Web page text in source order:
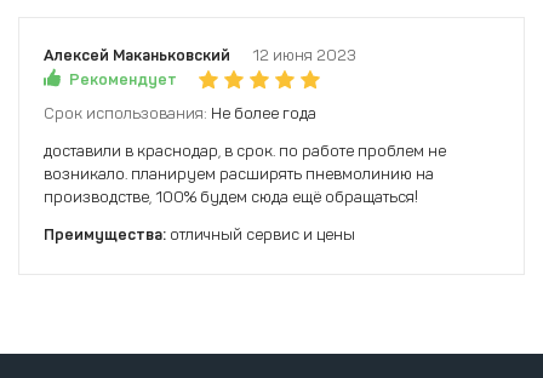
Алексей Маканьковский
12 июня 2023
Рекомендует
Срок использования: Не более года
доставили в краснодар, в срок. по работе проблем не
возникало. планируем расширять пневмолинию на
производстве, 100% будем сюда ещё обращаться!
Преимущества: отличный сервис и цены